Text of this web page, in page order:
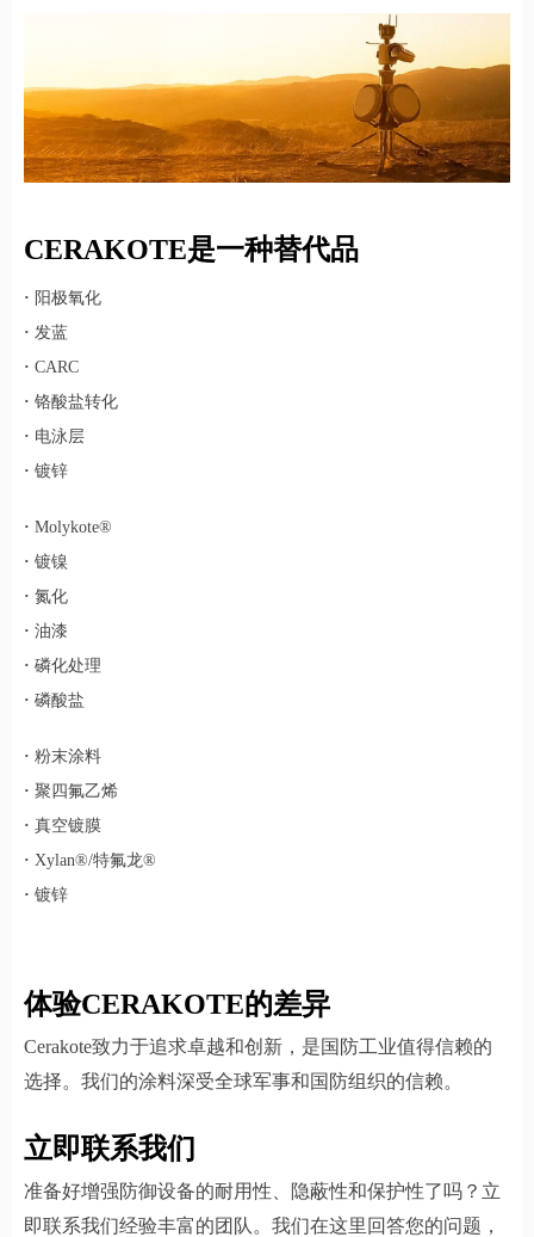
CERAKOTE是一种替代品
· 阳极氧化
· 发蓝
· CARC
· 铬酸盐转化
· 电泳层
· 镀锌
· Molykote®
· 镀镍
· 氮化
· 油漆
· 磷化处理
· 磷酸盐
· 粉末涂料
· 聚四氟乙烯
· 真空镀膜
· Xylan®/特氟龙®
· 镀锌
体验CERAKOTE的差异
Cerakote致力于追求卓越和创新，是国防工业值得信赖的
选择。我们的涂料深受全球军事和国防组织的信赖。
立即联系我们
准备好增强防御设备的耐用性、隐蔽性和保护性了吗？立
即联系我们经验丰富的团队。我们在这里回答您的问题，